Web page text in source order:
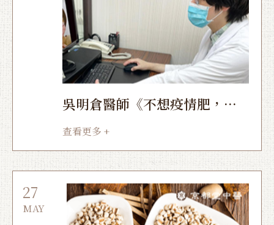
吳明倉醫師《不想疫情肥，中
醫減重視訊門診增近2成》
查看更多 +
27
MAY